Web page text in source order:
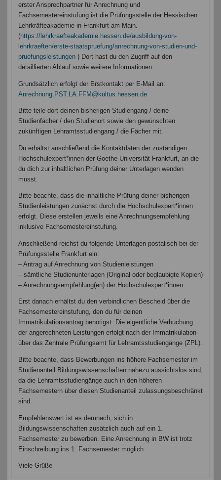
erster Ansprechpartner für Anrechnung und
Fachsemestereinstufung ist die Prüfungsstelle der Hessischen
Lehrkräfteakademie in Frankfurt am Main.
(https://lehrkraefteakademie.hessen.de/ausbildung-von-
lehrkraeften/erste-staatspruefung/anrechnung-von-studien-und-
pruefungsleistungen) Dort hast du den Zugriff auf den
detaillierten Ablauf sowie weitere Informationen.
Grundsätzlich erfolgt der Erstkontakt per E-Mail an:
Anrechnung.PST.LA.FFM@kultus.hessen.de
Bitte teile dort deinen bisherigen Studiengang / deine
Studienfächer / den Studienort sowie den gewünschten
zukünftigen Lehramtsstudiengang / die Fächer mit.
Du erhältst anschließend die Kontaktdaten der zuständigen
Hochschulexpert*innen der Goethe-Universität Frankfurt, an die
du dich zur inhaltlichen Prüfung deiner Unterlagen wenden
musst.
Bitte beachte, dass die inhaltliche Prüfung deiner bisherigen
Studienleistungen zunächst durch die Hochschulexpert*innen
erfolgt. Diese erstellen jeweils eine Anrechnungsempfehlung
inklusive Fachsemestereinstufung.
Anschließend reichst du folgende Unterlagen postalisch bei der
Prüfungsstelle Frankfurt ein:
– Antrag auf Anrechnung von Studienleistungen
– sämtliche Studienunterlagen (Original oder beglaubigte Kopien)
– Anrechnungsempfehlung(en) der Hochschulexpert*innen
Erst danach erhältst du den verbindlichen Bescheid über die
Fachsemestereinstufung, den du für deinen
Immatrikulationsantrag benötigst. Die eigentliche Verbuchung
der angerechneten Leistungen erfolgt nach der Immatrikulation
über das Zentrale Prüfungsamt für Lehramtsstudiengänge (ZPL).
Bitte beachte, dass Bewerbungen ins höhere Fachsemester im
Studienanteil Bildungswissenschaften nahezu aussichtslos sind,
da die Lehramtsstudiengänge auch in den höheren
Fachsemestern über diesen Studienanteil zulassungsbeschränkt
sind.
Empfehlenswert ist es demnach, sich in
Bildungswissenschaften zusätzlich auch auf ein 1.
Fachsemester zu bewerben. Eine Anrechnung in BW ist trotz
Einschreibung ins 1. Fachsemester möglich.
Viele Grüße